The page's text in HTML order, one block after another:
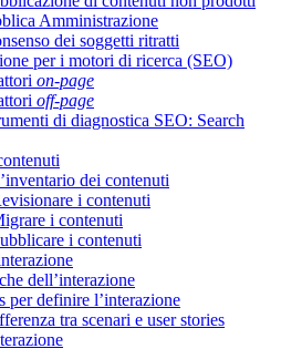
Amministrazione
dei soggetti ritratti
per i motori di ricerca (SEO)
on-page
off-page
di diagnostica SEO: Search
dei contenuti
i contenuti
i contenuti
i contenuti
dell’interazione
per definire l’interazione
tra scenari e user stories